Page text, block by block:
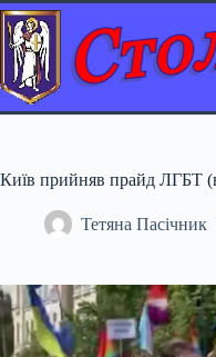
Перейти
до
вмісту
Київ прийняв прайд ЛГБТ
Тетяна Пасічник